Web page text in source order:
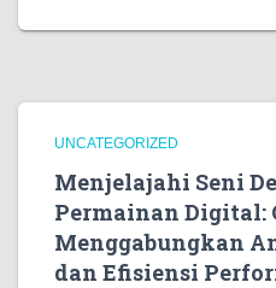
UNCATEGORIZED
Menjelajahi Seni
Permainan Digital:
Menggabungkan
dan Efisiensi